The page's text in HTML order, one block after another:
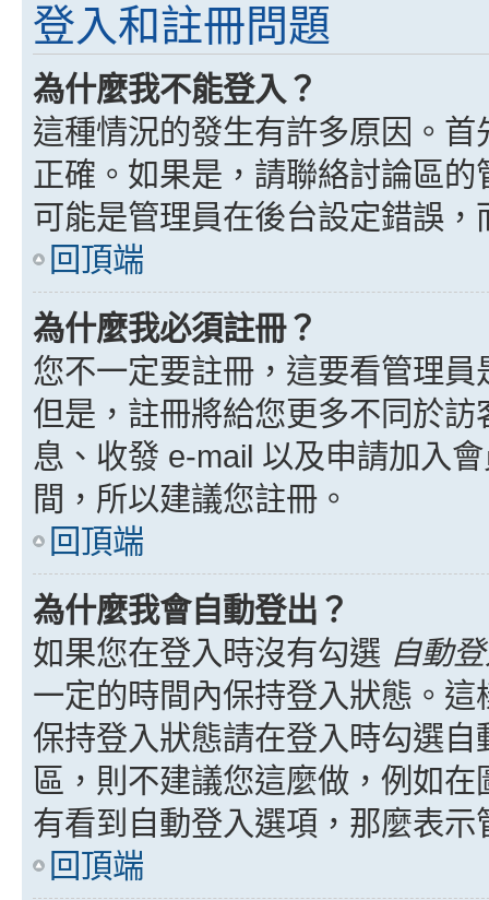
登入和註冊問題
為什麼我不能登入？
這種情況的發生有許多原因。
正確。如果是，請聯絡討論區
可能是管理員在後台設定錯誤
回頂端
為什麼我必須註冊？
您不一定要註冊，這要看管理
但是，註冊將給您更多不同於
息、收發 e-mail 以及申請加入
間，所以建議您註冊。
回頂端
為什麼我會自動登出？
如果您在登入時沒有勾選 自動
一定的時間內保持登入狀態。
保持登入狀態請在登入時勾選
區，則不建議您這麼做，例如
有看到自動登入選項，那麼表
回頂端